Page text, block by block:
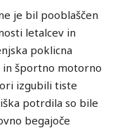
je bil pooblaščen
letalcev in
poklicna
in športno motorno
izgubili tiste
potrdila so bile
begajoče